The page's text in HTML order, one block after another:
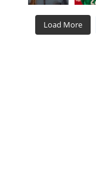
Load More